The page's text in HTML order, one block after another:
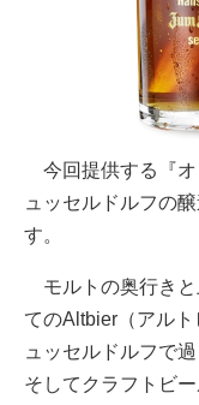
今回提供する『オ
ュッセルドルフの
す。
モルトの奥行きと
てのAltbier（アル
ュッセルドルフで
そしてクラフトビ